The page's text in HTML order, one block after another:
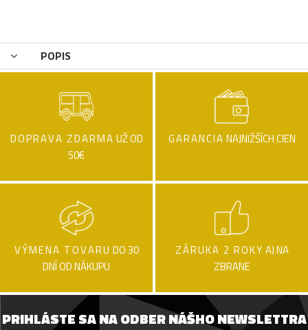
POPIS
DOPRAVA ZDARMA UŽ OD
50€
GARANCIA NAJNIŽŠÍCH CIEN
VÝMENA TOVARU DO 30
DNÍ OD NÁKUPU
ZÁRUKA 2 ROKY AJ NA
ZBRANE
PRIHLÁSTE SA NA ODBER NÁŠHO NEWSLETTRA